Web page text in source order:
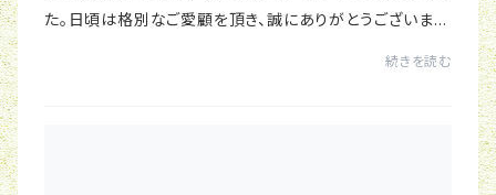
た。日頃は格別なご愛顧を頂き、誠にありがとうございま
続きを読む